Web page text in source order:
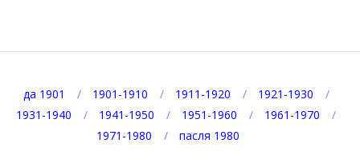
да 1901 1901-1910 1911-1920
1921-1930
1931-1940
1941-1950 1951-1960
1961-1970
1971-1980
пасля 1980